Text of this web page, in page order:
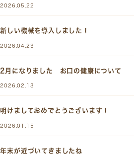
2026.05.22
新しい機械を導入しました！
2026.04.23
2月になりました お口の健康について
2026.02.13
明けましておめでとうございます！
2026.01.15
年末が近づいてきましたね